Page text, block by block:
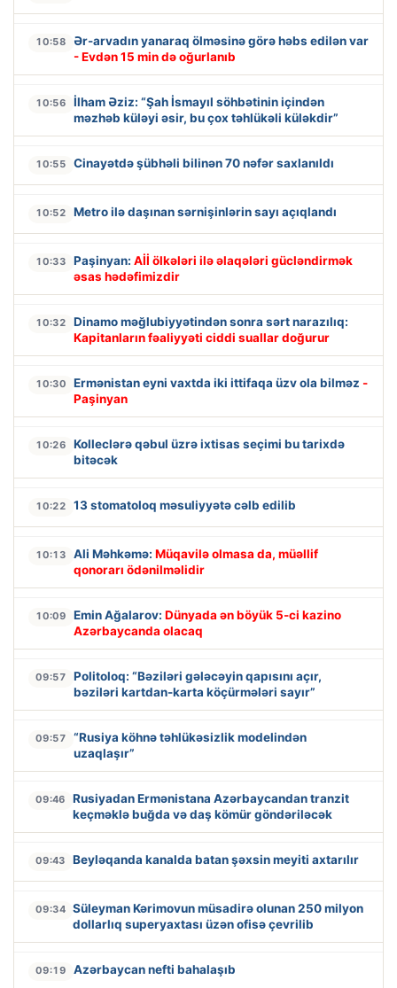
10:58
Ər-arvadın yanaraq ölməsinə görə həbs edilən var
- Evdən 15 min də oğurlanıb
10:56
İlham Əziz: “Şah İsmayıl söhbətinin içindən
məzhəb küləyi əsir, bu çox təhlükəli küləkdir”
10:55 Cinayətdə şübhəli bilinən 70 nəfər saxlanıldı
10:52 Metro ilə daşınan sərnişinlərin sayı açıqlandı
10:33 Paşinyan: Aİİ ölkələri ilə əlaqələri gücləndirmək
əsas hədəfimizdir
10:32
Dinamo məğlubiyyətindən sonra sərt narazılıq:
Kapitanların fəaliyyəti ciddi suallar doğurur
10:30 Ermənistan eyni vaxtda iki ittifaqa üzv ola bilməz -
Paşinyan
10:26
Kolleclərə qəbul üzrə ixtisas seçimi bu tarixdə
bitəcək
10:22 13 stomatoloq məsuliyyətə cəlb edilib
10:13 Ali Məhkəmə: Müqavilə olmasa da, müəllif
qonorarı ödənilməlidir
10:09 Emin Ağalarov: Dünyada ən böyük 5-ci kazino
Azərbaycanda olacaq
09:57
Politoloq: “Bəziləri gələcəyin qapısını açır,
bəziləri kartdan-karta köçürmələri sayır”
09:57
“Rusiya köhnə təhlükəsizlik modelindən
uzaqlaşır”
09:46
Rusiyadan Ermənistana Azərbaycandan tranzit
keçməklə buğda və daş kömür göndəriləcək
09:43 Beyləqanda kanalda batan şəxsin meyiti axtarılır
09:34 Süleyman Kərimovun müsadirə olunan 250 milyon
dollarlıq superyaxtası üzən ofisə çevrilib
09:19 Azərbaycan nefti bahalaşıb